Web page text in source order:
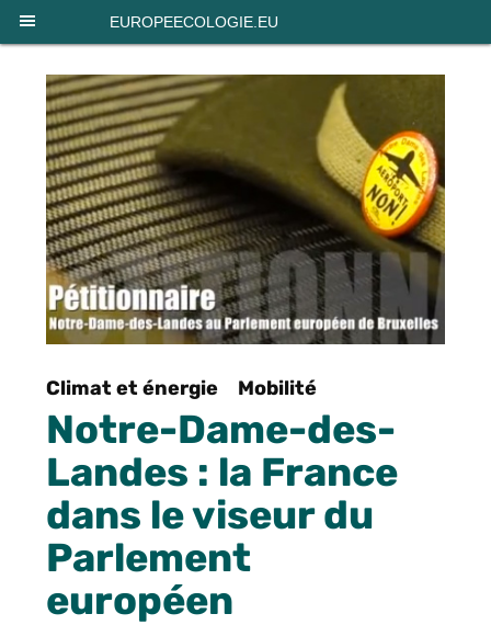
EUROPEECOLOGIE.EU
Climat et énergie Mobilité
Notre-Dame-des-
Landes : la France
dans le viseur du
Parlement
européen